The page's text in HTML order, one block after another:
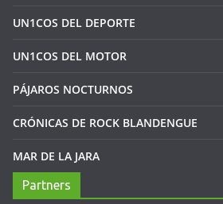
UN1COS DEL DEPORTE
UN1COS DEL MOTOR
PÁJAROS NOCTURNOS
CRÓNICAS DE ROCK BLANDENGUE
MAR DE LA JARA
Partners